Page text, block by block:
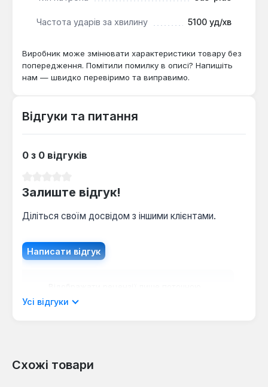
використовувати наявні батареї та зарядні
Перфоратор Milwaukee M18 BLH-0 є оптимальним
вибором для професійних будівельників,
потужний, мобільний та універсальний інструмент
для роботи в умовах відсутності електромережі.
та свердління отворів у різних матеріалах.
Частота ударів за хвилину 5100 уд/хв
Виробник може змінювати характеристики товару без
попередження. Помітили помилку в описі? Напишіть
нам — швидко перевіримо та виправимо.
Відгуки та питання
0 з 0 відгуків
Залиште відгук!
Діліться своїм досвідом з іншими клієнтами.
Написати відгук
мовою.
Відгуків не знайдено. Поділіться
Усі відгуки
Схожі товари